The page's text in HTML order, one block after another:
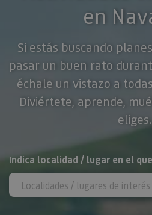
en
Si estás buscando
pasar un buen rato
échale un vistazo a
Diviértete, aprende,
eliges.
BUSCAR
Indica localidad / lugar en el